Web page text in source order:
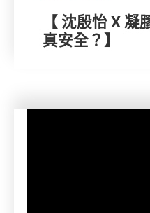
【 沈殷怡 X 凝
真安全？】